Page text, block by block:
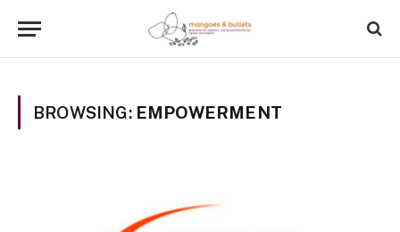
BROWSING: EMPOWERMENT